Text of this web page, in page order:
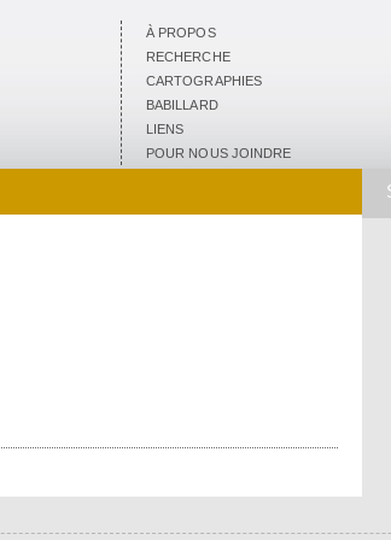
À PROPOS
RECHERCHE
CARTOGRAPHIES
BABILLARD
LIENS
POUR NOUS JOINDRE